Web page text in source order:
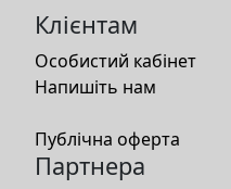
Клієнтам
Особистий кабінет
Напишіть нам
Публічна оферта
Партнера